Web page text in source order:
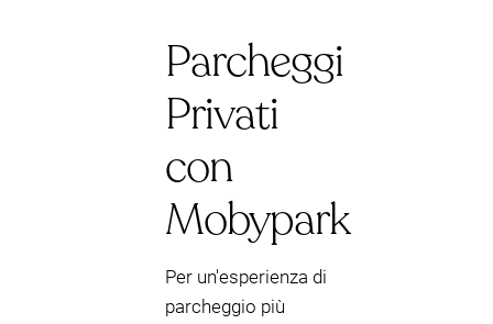
Parcheggi
Privati
con
Mobypark
Per un'esperienza di
parcheggio più